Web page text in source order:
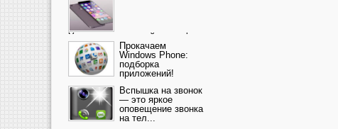
Ультрасовременный смартфон
— это новика от компании Ap...
Прокачаем
Windows Phone:
подборка
приложений!
Вспышка на звонок
— это яркое
оповещение звонка
на тел...